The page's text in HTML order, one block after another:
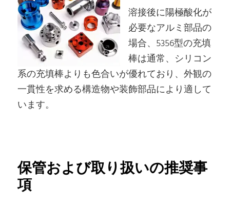
溶接後に陽極酸化が
必要なアルミ部品の
場合、5356型の充填
棒は通常、シリコン
系の充填棒よりも色合いが優れており、外観の
一貫性を求める構造物や装飾部品により適して
います。
保管および取り扱いの推奨事
項